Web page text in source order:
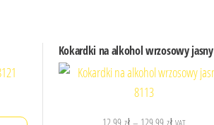
Kokardki na alkohol wrzosowy jasny
Zakres